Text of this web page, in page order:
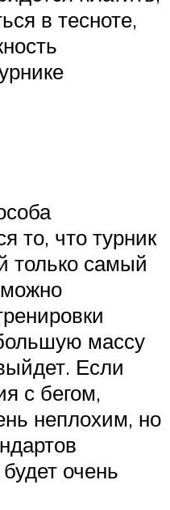
в тесноте,
то, что турник
только самый
массу
Если
с бегом,
неплохим, но
очень